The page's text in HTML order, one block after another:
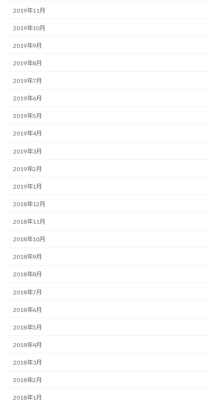
2019年11月
2019年10月
2019年9月
2019年8月
2019年7月
2019年6月
2019年5月
2019年4月
2019年3月
2019年2月
2019年1月
2018年12月
2018年11月
2018年10月
2018年9月
2018年8月
2018年7月
2018年6月
2018年5月
2018年4月
2018年3月
2018年2月
2018年1月